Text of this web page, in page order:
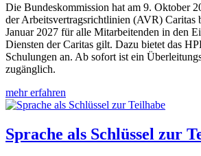
Die Bundeskommission hat am 9. Oktober
der Arbeitsvertragsrichtlinien (AVR) Caritas
Januar 2027 für alle Mitarbeitenden in den
Diensten der Caritas gilt. Dazu bietet das
Schulungen an. Ab sofort ist ein
zugänglich.
mehr erfahren
Sprache als Schlüssel zur